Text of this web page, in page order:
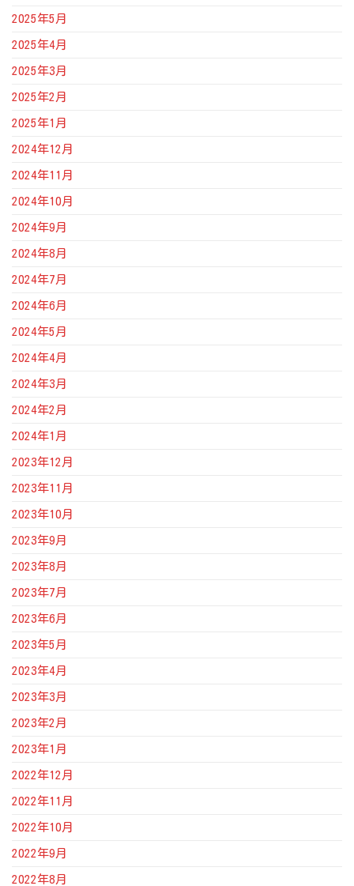
2025年5月
2025年4月
2025年3月
2025年2月
2025年1月
2024年12月
2024年11月
2024年10月
2024年9月
2024年8月
2024年7月
2024年6月
2024年5月
2024年4月
2024年3月
2024年2月
2024年1月
2023年12月
2023年11月
2023年10月
2023年9月
2023年8月
2023年7月
2023年6月
2023年5月
2023年4月
2023年3月
2023年2月
2023年1月
2022年12月
2022年11月
2022年10月
2022年9月
2022年8月